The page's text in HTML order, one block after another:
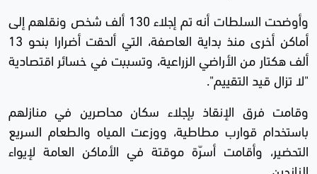
وأوضحت السلطات أنه تم إجلاء 130 ألف شخص ونقلهم إلى
أماكن أخرى منذ بداية العاصفة، التي ألحقت أضرارا بنحو 13
ألف هكتار من الأراضي الزراعية، وتسببت في خسائر اقتصادية
"لا تزال قيد التقييم".
وقامت فرق الإنقاذ بإجلاء سكان محاصرين في منازلهم
باستخدام قوارب مطاطية، ووزعت المياه والطعام السريع
التحضير، وأقامت أسرّة موقتة في الأماكن العامة لإيواء
النازحين.